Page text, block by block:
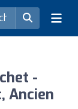
-
Ancien